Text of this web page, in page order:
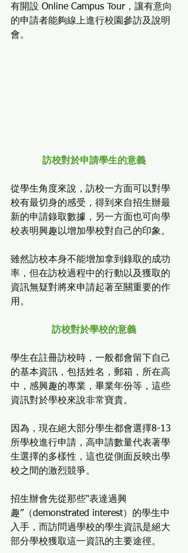
有開設 Online Campus Tour，讓有意向
的申請者能夠線上進行校園參訪及說明
會。
訪校對於申請學生的意義
從學生角度來說，訪校一方面可以對學
校有最切身的感受，得到來自招生辦最
新的申請錄取數據，另一方面也可向學
校表明興趣以增加學校對自己的印象。
雖然訪校本身不能增加拿到錄取的成功
率，但在訪校過程中的行動以及獲取的
資訊無疑對將來申請起著至關重要的作
用。
訪校對於學校的意義
學生在註冊訪校時，一般都會留下自己
的基本資訊，包括姓名，郵箱，所在高
中，感興趣的專業，畢業年份等，這些
資訊對於學校來說非常寶貴。
因為，現在絕大部分學生都會選擇8-13
所學校進行申請，高申請數量代表著學
生選擇的多樣性，這也從側面反映出學
校之間的激烈競爭。
招生辦會先從那些“表達過興
趣”（demonstrated interest）的學生中
入手，而訪問過學校的學生資訊是絕大
部分學校獲取這一資訊的主要途徑。